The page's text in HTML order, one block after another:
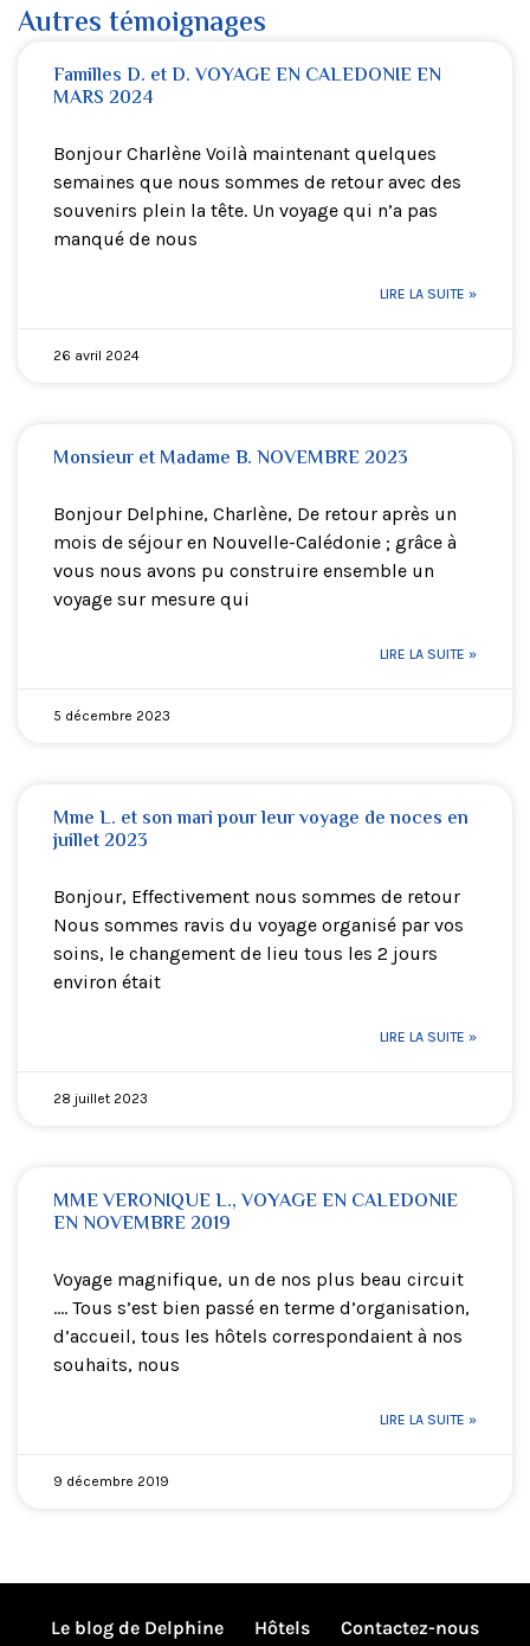
Autres témoignages
Familles D. et D. VOYAGE EN CALEDONIE EN
MARS 2024
Bonjour Charlène Voilà maintenant quelques
semaines que nous sommes de retour avec des
souvenirs plein la tête. Un voyage qui n’a pas
manqué de nous
LIRE LA SUITE »
26 avril 2024
Monsieur et Madame B. NOVEMBRE 2023
Bonjour Delphine, Charlène, De retour après un
mois de séjour en Nouvelle-Calédonie ; grâce à
vous nous avons pu construire ensemble un
voyage sur mesure qui
LIRE LA SUITE »
5 décembre 2023
Mme L. et son mari pour leur voyage de noces en
juillet 2023
Bonjour, Effectivement nous sommes de retour
Nous sommes ravis du voyage organisé par vos
soins, le changement de lieu tous les 2 jours
environ était
LIRE LA SUITE »
28 juillet 2023
MME VERONIQUE L., VOYAGE EN CALEDONIE
EN NOVEMBRE 2019
Voyage magnifique, un de nos plus beau circuit
…. Tous s’est bien passé en terme d’organisation,
d’accueil, tous les hôtels correspondaient à nos
souhaits, nous
LIRE LA SUITE »
9 décembre 2019
Le blog de Delphine Hôtels Contactez-nous